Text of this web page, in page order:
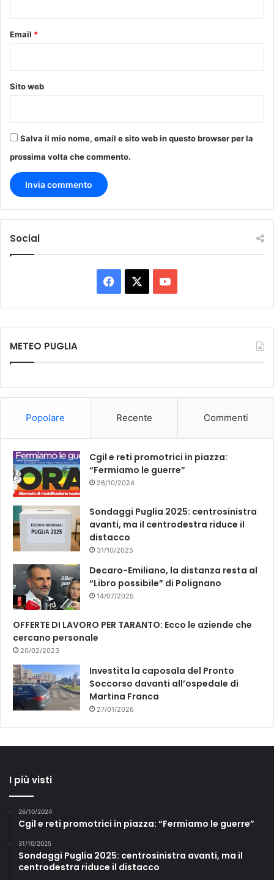
Email *
Sito web
Salva il mio nome, email e sito web in questo browser per la
prossima volta che commento.
Social
Facebook You
Tube
METEO PUGLIA
Popolare Recente Commenti
Cgil e reti promotrici in piazza:
“Fermiamo le guerre”
26/10/2024
Sondaggi Puglia 2025: centrosinistra
avanti, ma il centrodestra riduce il
distacco
31/10/2025
Decaro-Emiliano, la distanza resta al
“Libro possibile” di Polignano
14/07/2025
OFFERTE DI LAVORO PER TARANTO: Ecco le aziende che
cercano personale
20/02/2023
Investita la caposala del Pronto
Soccorso davanti all’ospedale di
Martina Franca
27/01/2026
I più visti
26/10/2024
Cgil e reti promotrici in piazza: “Fermiamo le guerre”
31/10/2025
Sondaggi Puglia 2025: centrosinistra avanti, ma il
centrodestra riduce il distacco